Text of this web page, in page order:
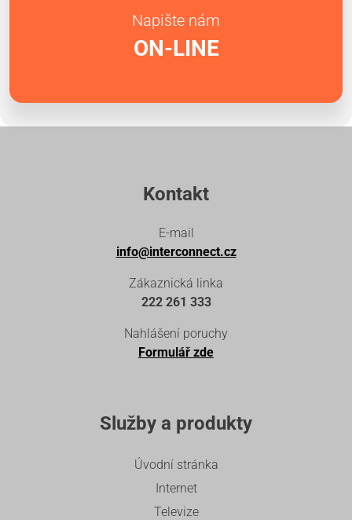
Napište nám
ON-LINE
Kontakt
E-mail
info@interconnect.cz
Zákaznická linka
222 261 333
Nahlášení poruchy
Formulář zde
Služby a produkty
Úvodní stránka
Internet
Televize